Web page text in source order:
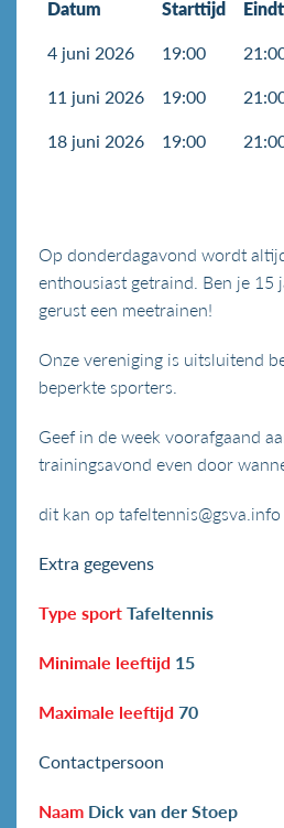
Datum Starttijd
4 juni 2026 19:00
11 juni 2026 19:00
18 juni 2026 19:00
Op donderdagavond wordt
enthousiast getraind. Ben je 15
gerust een meetrainen!
Onze vereniging is uitsluitend
beperkte sporters.
Geef in de week voorafgaand
trainingsavond even door
dit kan op tafeltennis@gsva.info
Extra gegevens
Type sport Tafeltennis
Minimale leeftijd 15
Maximale leeftijd 70
Contactpersoon
Naam Dick van der Stoep